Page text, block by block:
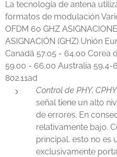
La tecnología de antena
formatos de modulación
OFDM 60 GHZ
ASIGNACIÓN (GHZ) Unión
Canadá 57.05 - 64.00 Corea
59.00 - 66.00 Australia 59,4-
802.11ad
Control de PHY,
señal tiene un alto
de errores. En
relativamente bajo.
principal, esto no es
exclusivamente